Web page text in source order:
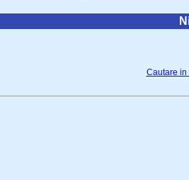
Cautare in